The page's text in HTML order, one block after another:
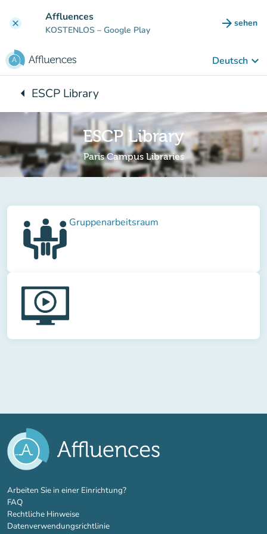
clear Affluences
KOSTENLOS – Google Play arrow_forward sehen
(new
Deutsch keyboard_arrow_down
arrow_leftZurück zu:
ESCP Library
ESCP Library
Paris Campus Libraries
Gruppenarbeitsraum
Arbeiten Sie in einer Einrichtung?(new tab)
FAQ
Rechtliche Hinweise
Datenverwendungsrichtlinie